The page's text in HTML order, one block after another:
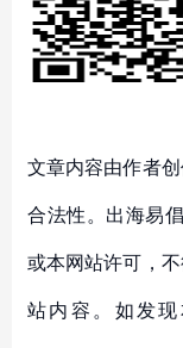
文章内容由作者
合法性。出海易
或本网站许可，
站内容。如发